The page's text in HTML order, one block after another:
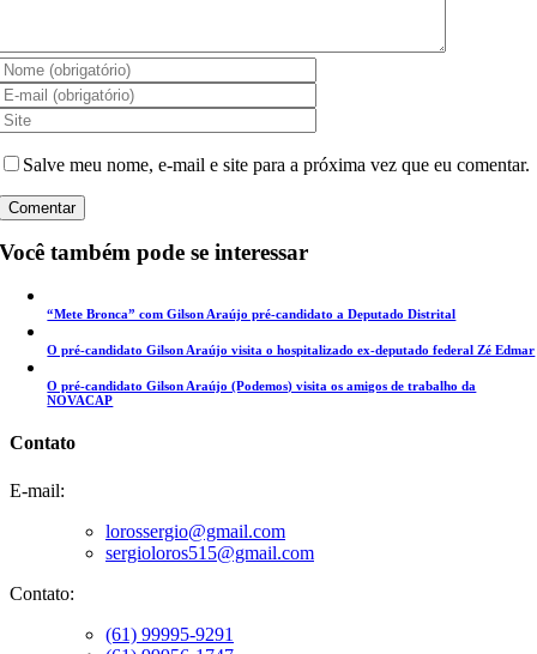
Salve meu nome, e-mail e site para a próxima vez que eu comentar.
Você também pode se interessar
“Mete Bronca” com Gilson Araújo pré-candidato a Deputado Distrital
O pré-candidato Gilson Araújo visita o hospitalizado ex-deputado federal Zé Edmar
O pré-candidato Gilson Araújo (Podemos) visita os amigos de trabalho da
NOVACAP
Contato
E-mail:
lorossergio@gmail.com
sergioloros515@gmail.com
Contato:
(61) 99995-9291